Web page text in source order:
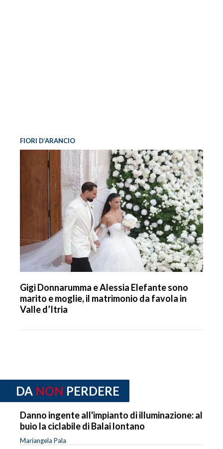
FIORI D’ARANCIO
Gigi Donnarumma e Alessia Elefante sono
marito e moglie, il matrimonio da favola in
Valle d’Itria
DA NON PERDERE
Danno ingente all'impianto di illuminazione: al
buio la ciclabile di Balai lontano
Mariangela Pala